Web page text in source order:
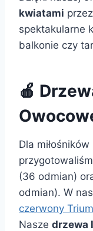
kwiatami
spektakularne
balkonie czy
🍎
Dla
(36 odmian)
odmian). W
czerwony
Nasze drzewa